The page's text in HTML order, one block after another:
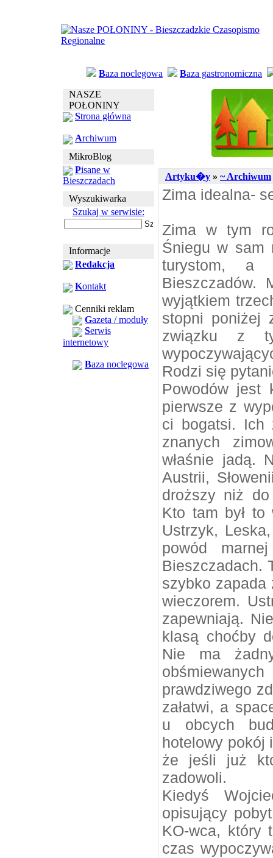
Baza noclegowa Baza gastronomiczna
NASZE
POŁONINY
Strona główna
Archiwum
MikroBlog
Pisane w
Bieszczadach
Wyszukiwarka
Szukaj w serwisie:
Informacje
Redakcja
Kontakt
Cenniki reklam
Gazeta / moduły
Serwis
internetowy
Baza noclegowa
Artyku�y » ~ Archiwum
Zima idealna-
Zima w tym
Śniegu w sam
turystom, a
wyjątkiem
stopni poniżej
związku z
Rodzi się
Powodów jest
pierwsze z
ci bogatsi. Ich
znanych
właśnie jadą.
Austrii,
droższy niż
Kto tam był
Ustrzyk,
powód
Bieszczadach.
szybko zapada
wieczorem.
zapewniają.
klasą choćby
Nie ma
prawdziwego
załatwi, a
u obcych
hotelowy pokój
że jeśli już
zadowoli.
Kiedyś
opisujący
KO-wca, który
czas